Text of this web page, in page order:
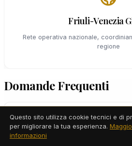
Friuli-Venezia
Rete operativa nazionale,
regione
Domande Frequenti
Come scegliere un
Pordenone?
Questo sito utilizza cookie tecnici e di
per migliorare la tua esperienza.
informazioni